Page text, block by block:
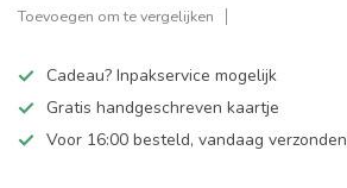
Toevoegen om te vergelijken
Cadeau? Inpakservice mogelijk
Gratis handgeschreven kaartje
Voor 16:00 besteld, vandaag verzonden